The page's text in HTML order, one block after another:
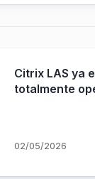
Citrix LAS ya
totalmente
02/05/2026